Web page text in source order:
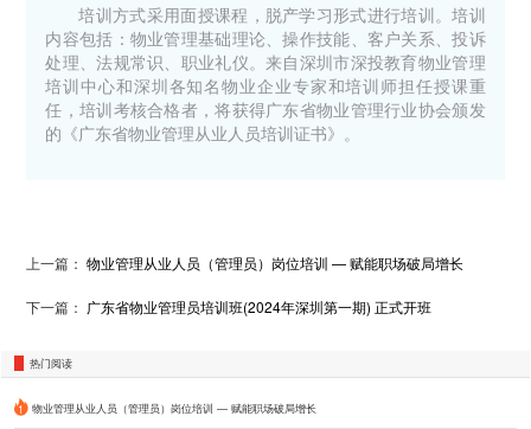
培训方式采用面授课程，脱产学习形式进行培训。培训
内容包括：物业管理基础理论、操作技能、客户关系、投诉
处理、法规常识、职业礼仪。来自深圳市深投教育物业管理
培训中心和深圳各知名物业企业专家和培训师担任授课重
任，培训考核合格者，将获得广东省物业管理行业协会颁发
的《广东省物业管理从业人员培训证书》。
上一篇：物业管理从业人员（管理员）岗位培训 — 赋能职场破局增长
下一篇： 广东省物业管理员培训班(2024年深圳第一期) 正式开班
热门阅读
1 物业管理从业人员（管理员）岗位培训 — 赋能职场破局增长